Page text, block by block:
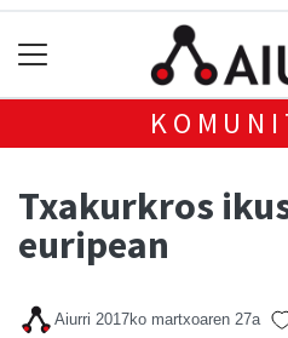
Txakurkros
euripean
Aiurri 2017ko martxoaren 27a